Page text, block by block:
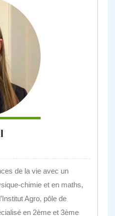
de la vie avec un
chimie et en maths,
Agro, pôle de
en 2ème et 3ème